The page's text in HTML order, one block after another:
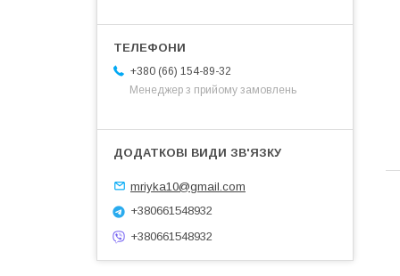
+380 (66) 154-89-32
Менеджер з прийому замовлень
mriyka10@gmail.com
+380661548932
+380661548932